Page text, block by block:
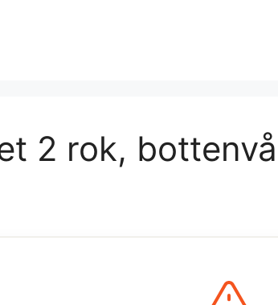
2 rok,